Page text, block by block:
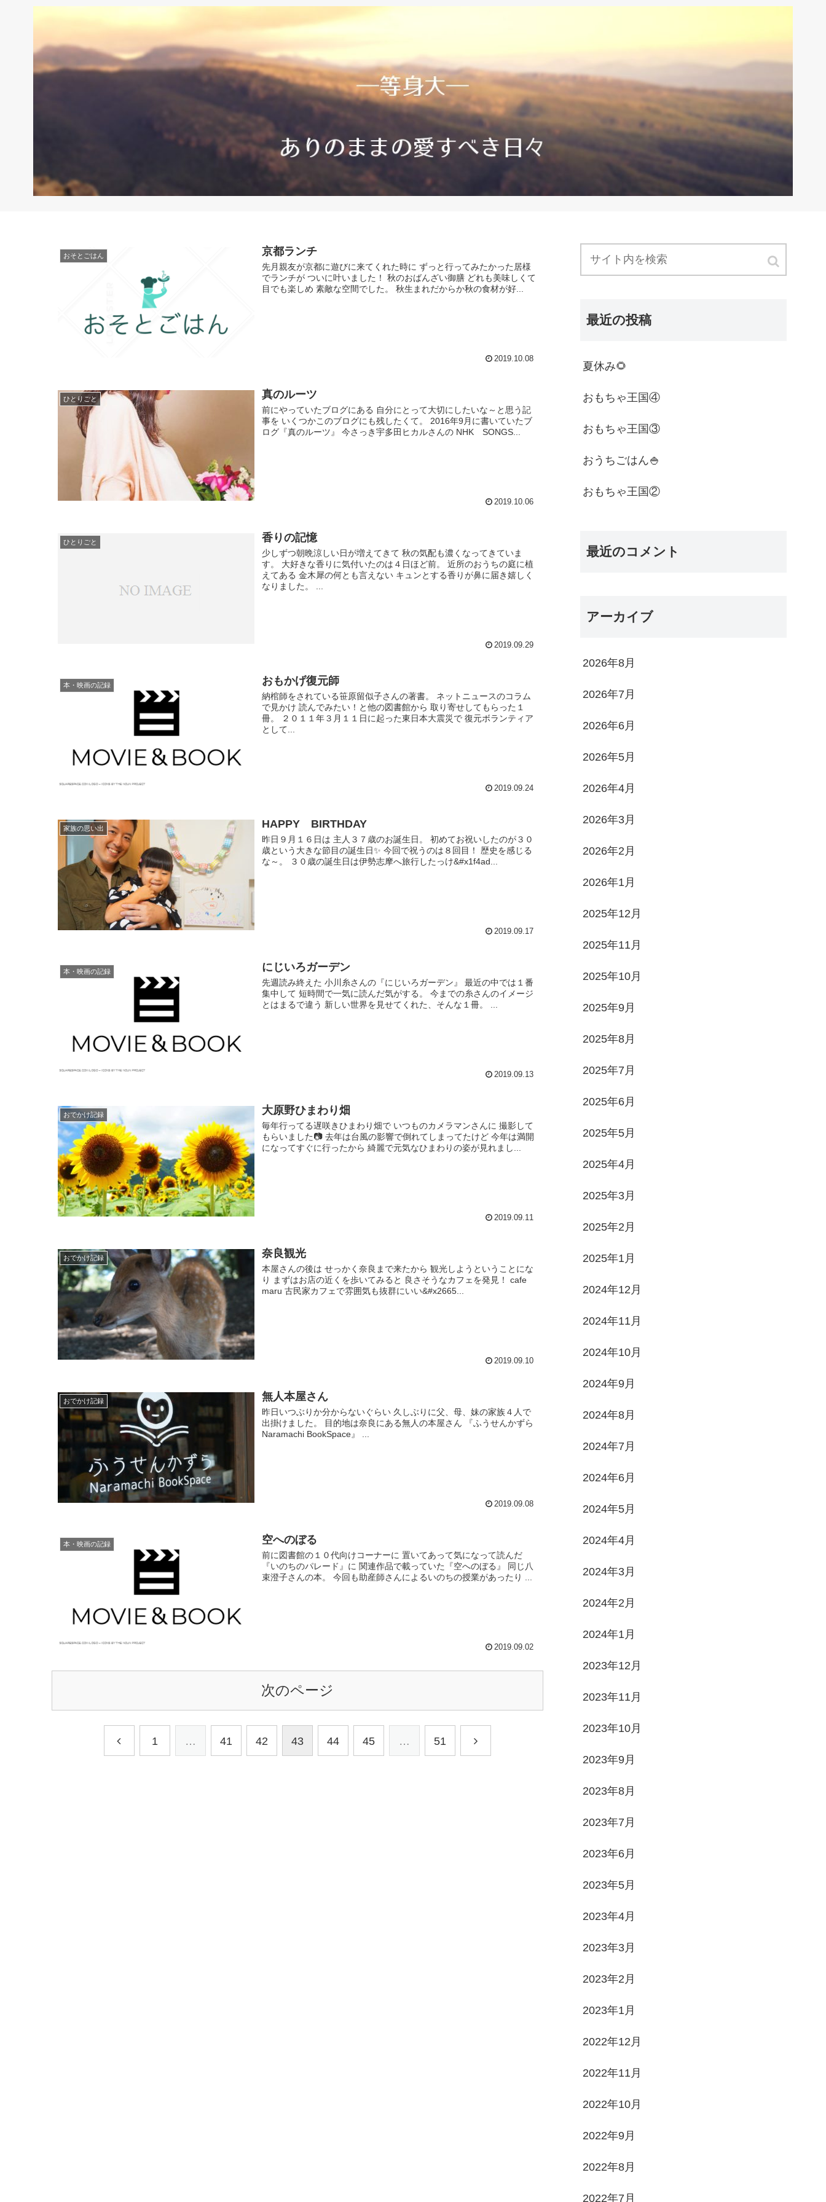
おそとごはん 京都ランチ
先月親友が京都に遊びに来てくれた時に ずっと行ってみたかった居様
でランチが ついに叶いました！ 秋のおばんざい御膳 どれも美味しくて
目でも楽しめ 素敵な空間でした。 秋生まれだからか秋の食材が好...
2019.10.08
ひとりごと 真のルーツ
前にやっていたブログにある 自分にとって大切にしたいな～と思う記
事を いくつかこのブログにも残したくて。 2016年9月に書いていたブ
ログ『真のルーツ』 今さっき宇多田ヒカルさんの NHK SONGS...
2019.10.06
ひとりごと 香りの記憶
少しずつ朝晩涼しい日が増えてきて 秋の気配も濃くなってきていま
す。 大好きな香りに気付いたのは４日ほど前。 近所のおうちの庭に植
えてある 金木犀の何とも言えない キュンとする香りが鼻に届き嬉しく
なりました。 ...
2019.09.29
本・映画の記録 おもかげ復元師
納棺師をされている笹原留似子さんの著書。 ネットニュースのコラム
で見かけ 読んでみたい！と他の図書館から 取り寄せしてもらった１
冊。 ２０１１年３月１１日に起った東日本大震災で 復元ボランティア
として...
2019.09.24
家族の思い出 HAPPY BIRTHDAY
昨日９月１６日は 主人３７歳のお誕生日。 初めてお祝いしたのが３０
歳という大きな節目の誕生日✨ 今回で祝うのは８回目！ 歴史を感じる
な～。 ３０歳の誕生日は伊勢志摩へ旅行したっけ&#x1f4ad...
2019.09.17
本・映画の記録 にじいろガーデン
先週読み終えた 小川糸さんの『にじいろガーデン』 最近の中では１番
集中して 短時間で一気に読んだ気がする。 今までの糸さんのイメージ
とはまるで違う 新しい世界を見せてくれた、そんな１冊。 ...
2019.09.13
おでかけ記録 大原野ひまわり畑
毎年行ってる遅咲きひまわり畑で いつものカメラマンさんに 撮影して
もらいました📷 去年は台風の影響で倒れてしまってたけど 今年は満開
になってすぐに行ったから 綺麗で元気なひまわりの姿が見れまし...
2019.09.11
おでかけ記録 奈良観光
本屋さんの後は せっかく奈良まで来たから 観光しようということにな
り まずはお店の近くを歩いてみると 良さそうなカフェを発見！ cafe
maru 古民家カフェで雰囲気も抜群にいい&#x2665...
2019.09.10
おでかけ記録 無人本屋さん
昨日いつぶりか分からないぐらい 久しぶりに父、母、妹の家族４人で
出掛けました。 目的地は奈良にある無人の本屋さん 『ふうせんかずら
Naramachi BookSpace』 ...
2019.09.08
本・映画の記録 空へのぼる
前に図書館の１０代向けコーナーに 置いてあって気になって読んだ
『いのちのパレード』に 関連作品で載っていた『空へのぼる』 同じ八
束澄子さんの本。 今回も助産師さんによるいのちの授業があったり ...
2019.09.02
次のページ
1 … 41 42 43 44 45 … 51
最近の投稿
夏休み🌻
おもちゃ王国④
おもちゃ王国③
おうちごはん🍚
おもちゃ王国②
最近のコメント
アーカイブ
2026年8月
2026年7月
2026年6月
2026年5月
2026年4月
2026年3月
2026年2月
2026年1月
2025年12月
2025年11月
2025年10月
2025年9月
2025年8月
2025年7月
2025年6月
2025年5月
2025年4月
2025年3月
2025年2月
2025年1月
2024年12月
2024年11月
2024年10月
2024年9月
2024年8月
2024年7月
2024年6月
2024年5月
2024年4月
2024年3月
2024年2月
2024年1月
2023年12月
2023年11月
2023年10月
2023年9月
2023年8月
2023年7月
2023年6月
2023年5月
2023年4月
2023年3月
2023年2月
2023年1月
2022年12月
2022年11月
2022年10月
2022年9月
2022年8月
2022年7月